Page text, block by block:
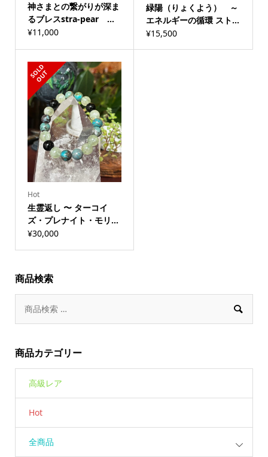
神さまとの繋がりが深ま
るブレスstra-pear ...
¥11,000
緑陽（りょくよう） ～
エネルギーの循環 スト...
¥15,500
S
O
L
D
O
U
T
Hot
生霊返し 〜 ターコイ
ズ・プレナイト・モリ...
¥30,000
商品検索

商品カテゴリー
高級レア
Hot
全商品